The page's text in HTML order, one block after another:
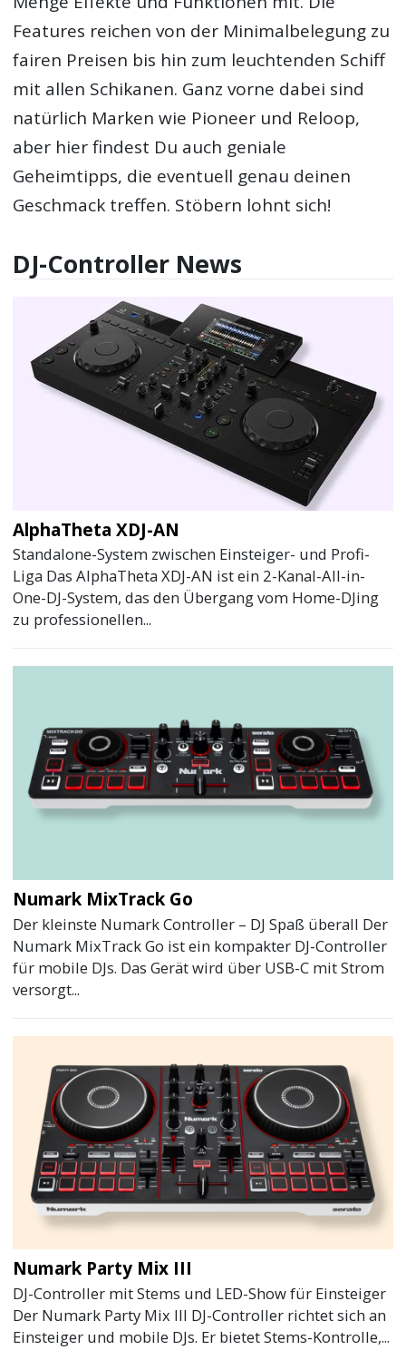
Features reichen von der Minimalbelegung zu
fairen Preisen bis hin zum leuchtenden Schiff
mit allen Schikanen. Ganz vorne dabei sind
natürlich Marken wie Pioneer und Reloop,
aber hier findest Du auch geniale
Geheimtipps, die eventuell genau deinen
Geschmack treffen. Stöbern lohnt sich!
DJ-Controller News
AlphaTheta XDJ-AN
Standalone-System zwischen Einsteiger- und Profi-
Liga Das AlphaTheta XDJ-AN ist ein 2-Kanal-All-in-
One-DJ-System, das den Übergang vom Home-DJing
zu professionellen...
Numark MixTrack Go
Der kleinste Numark Controller – DJ Spaß überall Der
Numark MixTrack Go ist ein kompakter DJ-Controller
für mobile DJs. Das Gerät wird über USB-C mit Strom
versorgt...
Numark Party Mix III
DJ-Controller mit Stems und LED-Show für Einsteiger
Der Numark Party Mix III DJ-Controller richtet sich an
Einsteiger und mobile DJs. Er bietet Stems-Kontrolle,...